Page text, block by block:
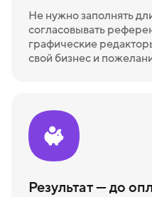
Не нужно заполнять
согласовывать
графические
свой бизнес и
Результат — до